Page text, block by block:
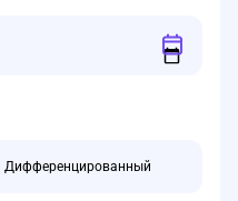
Дифференцированный